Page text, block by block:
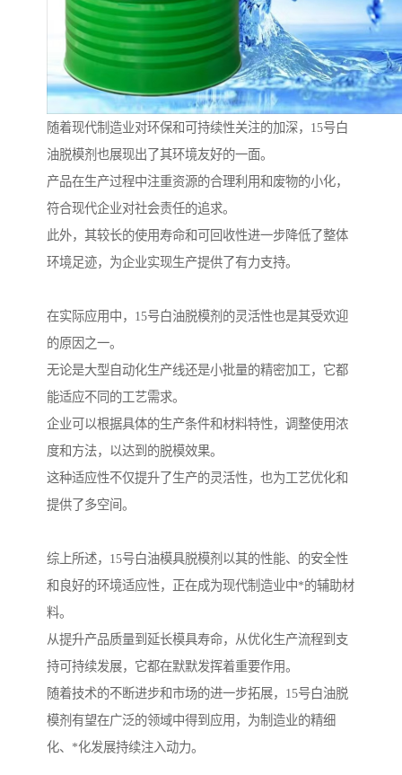
随着现代制造业对环保和可持续性关注的加深，15号白
油脱模剂也展现出了其环境友好的一面。
产品在生产过程中注重资源的合理利用和废物的小化，
符合现代企业对社会责任的追求。
此外，其较长的使用寿命和可回收性进一步降低了整体
环境足迹，为企业实现生产提供了有力支持。
在实际应用中，15号白油脱模剂的灵活性也是其受欢迎
的原因之一。
无论是大型自动化生产线还是小批量的精密加工，它都
能适应不同的工艺需求。
企业可以根据具体的生产条件和材料特性，调整使用浓
度和方法，以达到的脱模效果。
这种适应性不仅提升了生产的灵活性，也为工艺优化和
提供了多空间。
综上所述，15号白油模具脱模剂以其的性能、的安全性
和良好的环境适应性，正在成为现代制造业中*的辅助材
料。
从提升产品质量到延长模具寿命，从优化生产流程到支
持可持续发展，它都在默默发挥着重要作用。
随着技术的不断进步和市场的进一步拓展，15号白油脱
模剂有望在广泛的领域中得到应用，为制造业的精细
化、*化发展持续注入动力。